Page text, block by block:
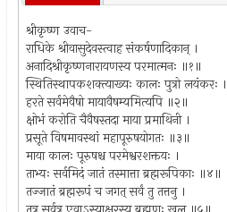
श्रीकृष्ण उवाच-
राधिके श्रीवासुदेवस्त्वाह संकर्षणादिकान् ।
अनादिश्रीकृष्णनारायणस्य परमात्मनः ॥१॥
स्थितिस्थापकशक्त्याख्यः कालः पुत्रो लयंकरः ।
हरते सर्वमेवैषो मायावैषम्यमित्यपि ॥२॥
क्षोभं करोति चैवैषस्तदा माया प्रमाथिनी ।
प्रसूते विषमावस्थां महापूरुषयोगतः ॥३॥
माया कालः पूरुषश्च परमेश्वरशक्तयः ।
ताभ्यः सर्वमिदं जातं तस्मात्ता ब्रह्मरूपिकाः ॥४॥
तज्जातं ब्रह्मरूपं च जगत् सर्वं तु तत्तनु ।